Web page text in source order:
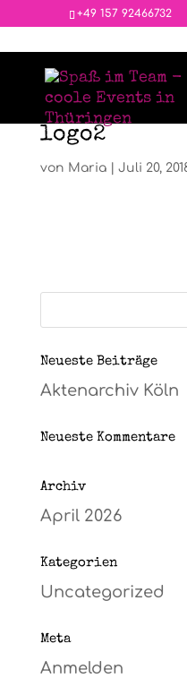
‭+49 157 92466732
logo2
von Maria| Juli 20,
Neueste Beiträge
Aktenarchiv Köln
Neueste Kommentare
Archiv
April 2026
Kategorien
Uncategorized
Meta
Anmelden